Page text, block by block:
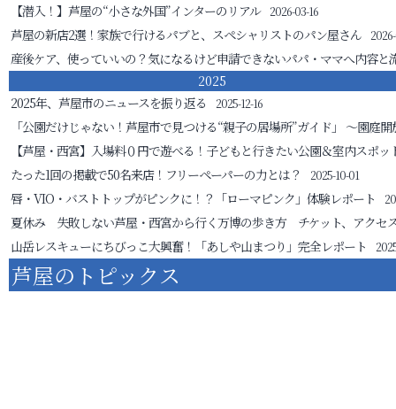
【潜入！】芦屋の“小さな外国”インターのリアル
2026-03-16
芦屋の新店2選！家族で行けるパブと、スペシャリストのパン屋さん
産後ケア、使っていいの？気になるけど申請できないパパ・ママへ内容と
2025
2025年、芦屋市のニュースを振り返る
2025-12-16
「公園だけじゃない！芦屋市で見つける“親子の居場所”ガイド」 ～園庭開
【芦屋・西宮】入場料０円で遊べる！子どもと行きたい公園＆室内スポ
たった1回の掲載で50名来店！フリーペーパーの力とは？
2025-10-01
唇・VIO・バストトップがピンクに！？「ローマピンク」体験レポート
夏休み 失敗しない芦屋・西宮から行く万博の歩き方 チケット、アクセ
山岳レスキューにちびっこ大興奮！「あしや山まつり」完全レポート
芦屋のトピックス